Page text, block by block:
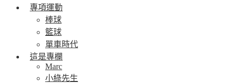
專項運動
棒球
籃球
單車時代
這是專欄
Marc
小綠先生